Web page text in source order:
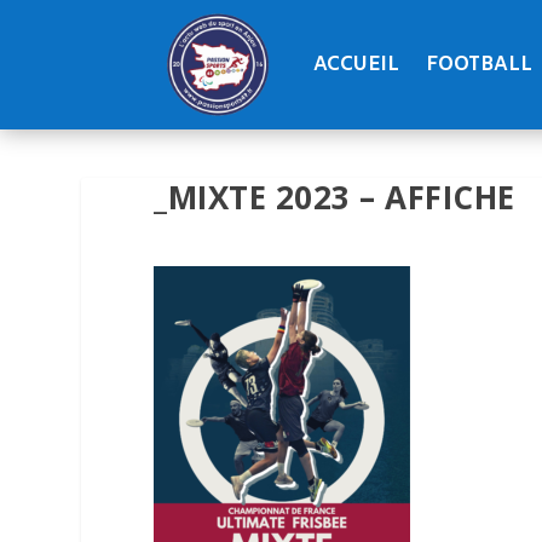
ACCUEIL FOOTBALL
_MIXTE 2023 – AFFICHE